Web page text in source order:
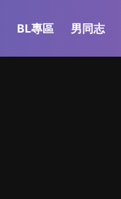
BL專區 男同志